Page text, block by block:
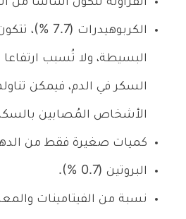
الفراولة تتكون أساسا من الماء
الكربوهيدرات
البسيطة، ولا تُسبب
السكر في الدم، فيمكن
الأشخاص المُصابين
كميات صغيرة فقط من الدهون
البروتين (0.7 %).
نسبة من الفيتامينات